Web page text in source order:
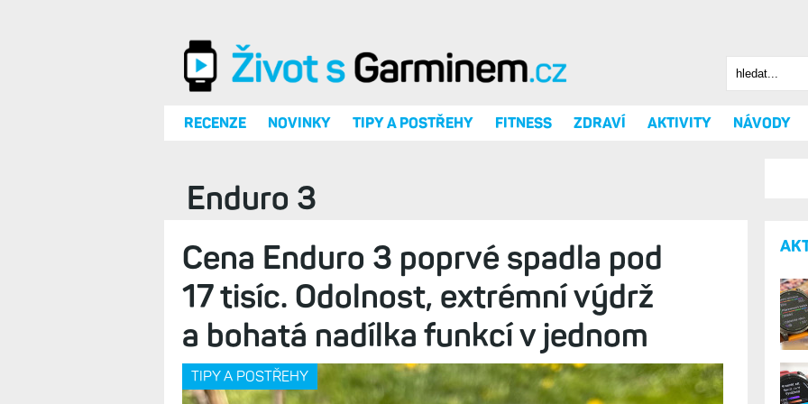
RECENZE NOVINKY TIPY A POSTŘEHY FITNESS ZDRAVÍ AKTIVITY NÁVODY
Enduro 3